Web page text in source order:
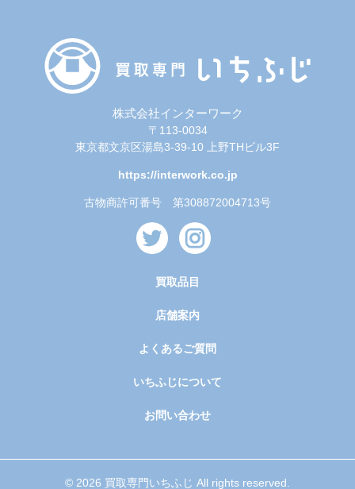
株式会社インターワーク
〒113-0034
東京都文京区湯島3-39-10 上野THビル3F
https://interwork.co.jp
古物商許可番号 第308872004713号
買取品目
店舗案内
よくあるご質問
いちふじについて
お問い合わせ
© 2026 買取専門いちふじ All rights reserved.